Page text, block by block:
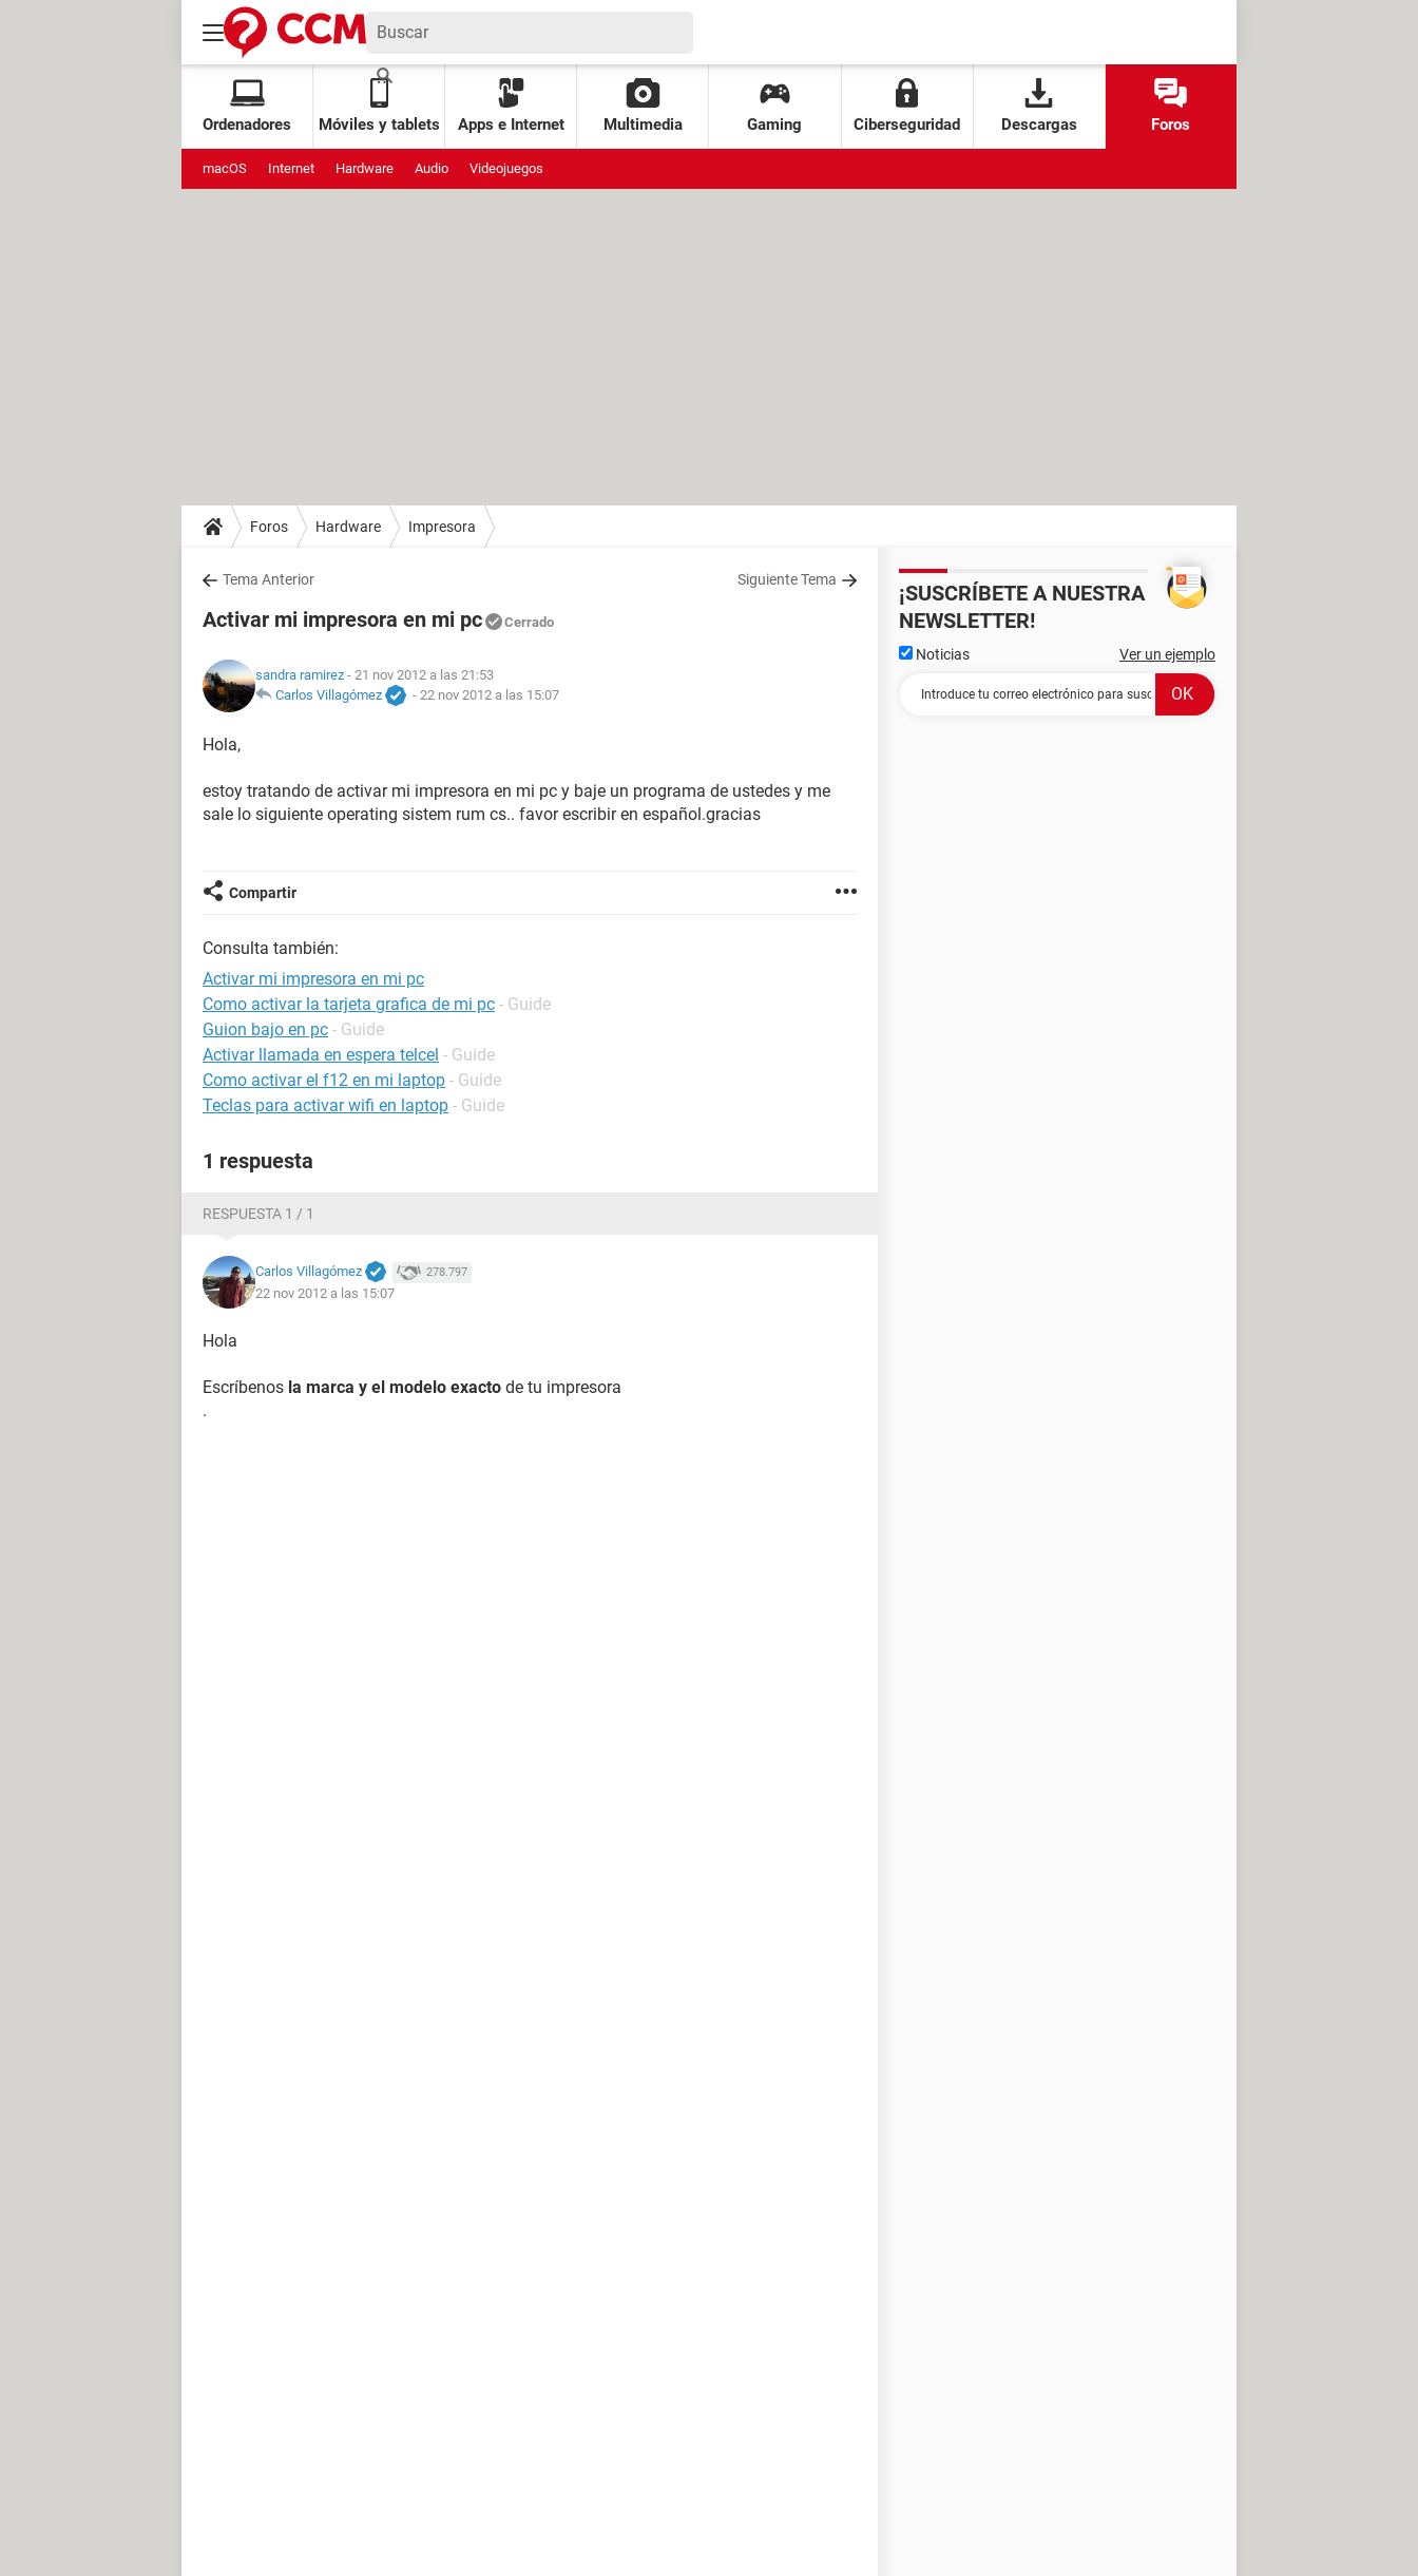
Ordenadores Móviles y tablets Apps e Internet Multimedia Gaming Ciberseguridad Descargas Foros
macOS Internet Hardware Audio Videojuegos
Foros Hardware Impresora
Tema Anterior Siguiente Tema
Activar mi impresora en mi pc Cerrado
sandra ramirez - 21 nov 2012 a las 21:53
Carlos Villagómez
- 22 nov 2012 a las 15:07
Hola,
estoy tratando de activar mi impresora en mi pc y baje un programa de ustedes y me
sale lo siguiente operating sistem rum cs.. favor escribir en español.gracias
Compartir
Consulta también:
Activar mi impresora en mi pc
Como activar la tarjeta grafica de mi pc - Guide
Guion bajo en pc - Guide
Activar llamada en espera telcel - Guide
Como activar el f12 en mi laptop - Guide
Teclas para activar wifi en laptop - Guide
1 respuesta
RESPUESTA 1 / 1
Carlos Villagómez 278.797
22 nov 2012 a las 15:07
Hola
Escríbenos la marca y el modelo exacto de tu impresora
.
¡SUSCRÍBETE A NUESTRA
NEWSLETTER!
Noticias Ver un ejemplo